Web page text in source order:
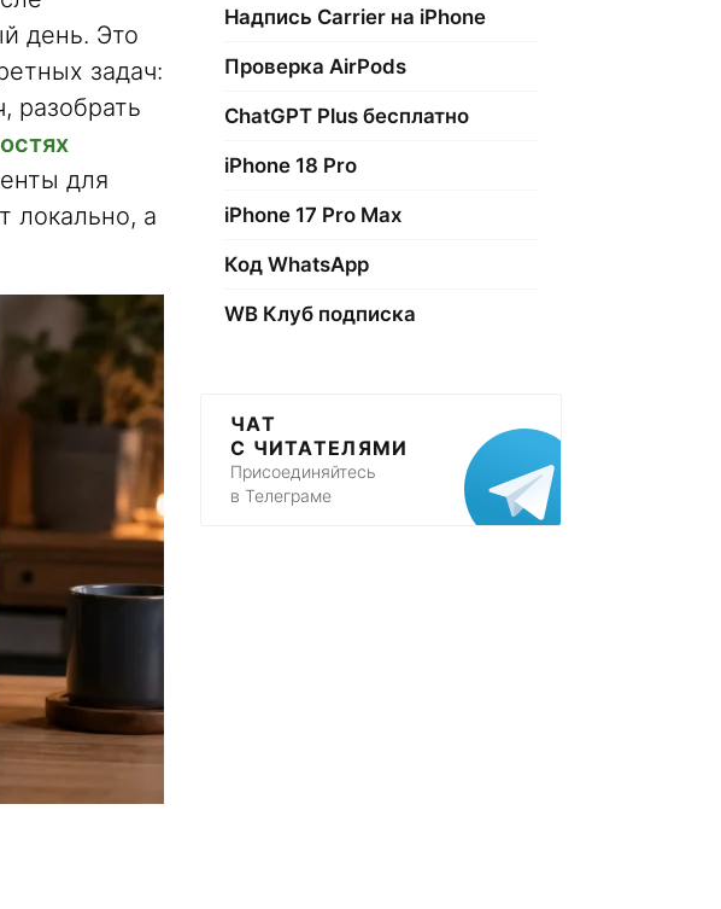
день. Это
задач:
разобрать
для
локально, а
Надпись Carrier на iPhone
Проверка AirPods
ChatGPT Plus бесплатно
iPhone 18 Pro
iPhone 17 Pro Max
Код WhatsApp
WB Клуб подписка
ЧАТ
С ЧИТАТЕЛЯМИ
Присоединяйтесь
в Телеграме